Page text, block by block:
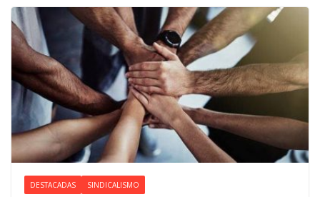
DESTACADAS SINDICALISMO